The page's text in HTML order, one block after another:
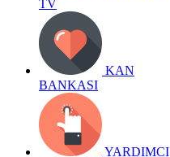
TV
KAN
BANKASI
YARDIMCI